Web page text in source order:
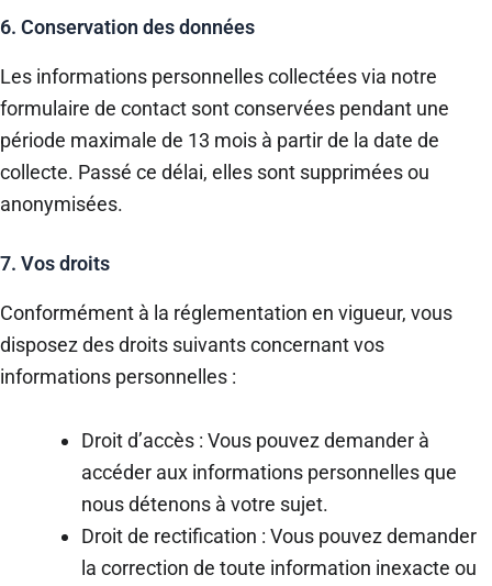
6. Conservation des données
Les informations personnelles collectées via notre
formulaire de contact sont conservées pendant une
période maximale de 13 mois à partir de la date de
collecte. Passé ce délai, elles sont supprimées ou
anonymisées.
7. Vos droits
Conformément à la réglementation en vigueur, vous
disposez des droits suivants concernant vos
informations personnelles :
Droit d’accès : Vous pouvez demander à
accéder aux informations personnelles que
nous détenons à votre sujet.
Droit de rectification : Vous pouvez demander
la correction de toute information inexacte ou